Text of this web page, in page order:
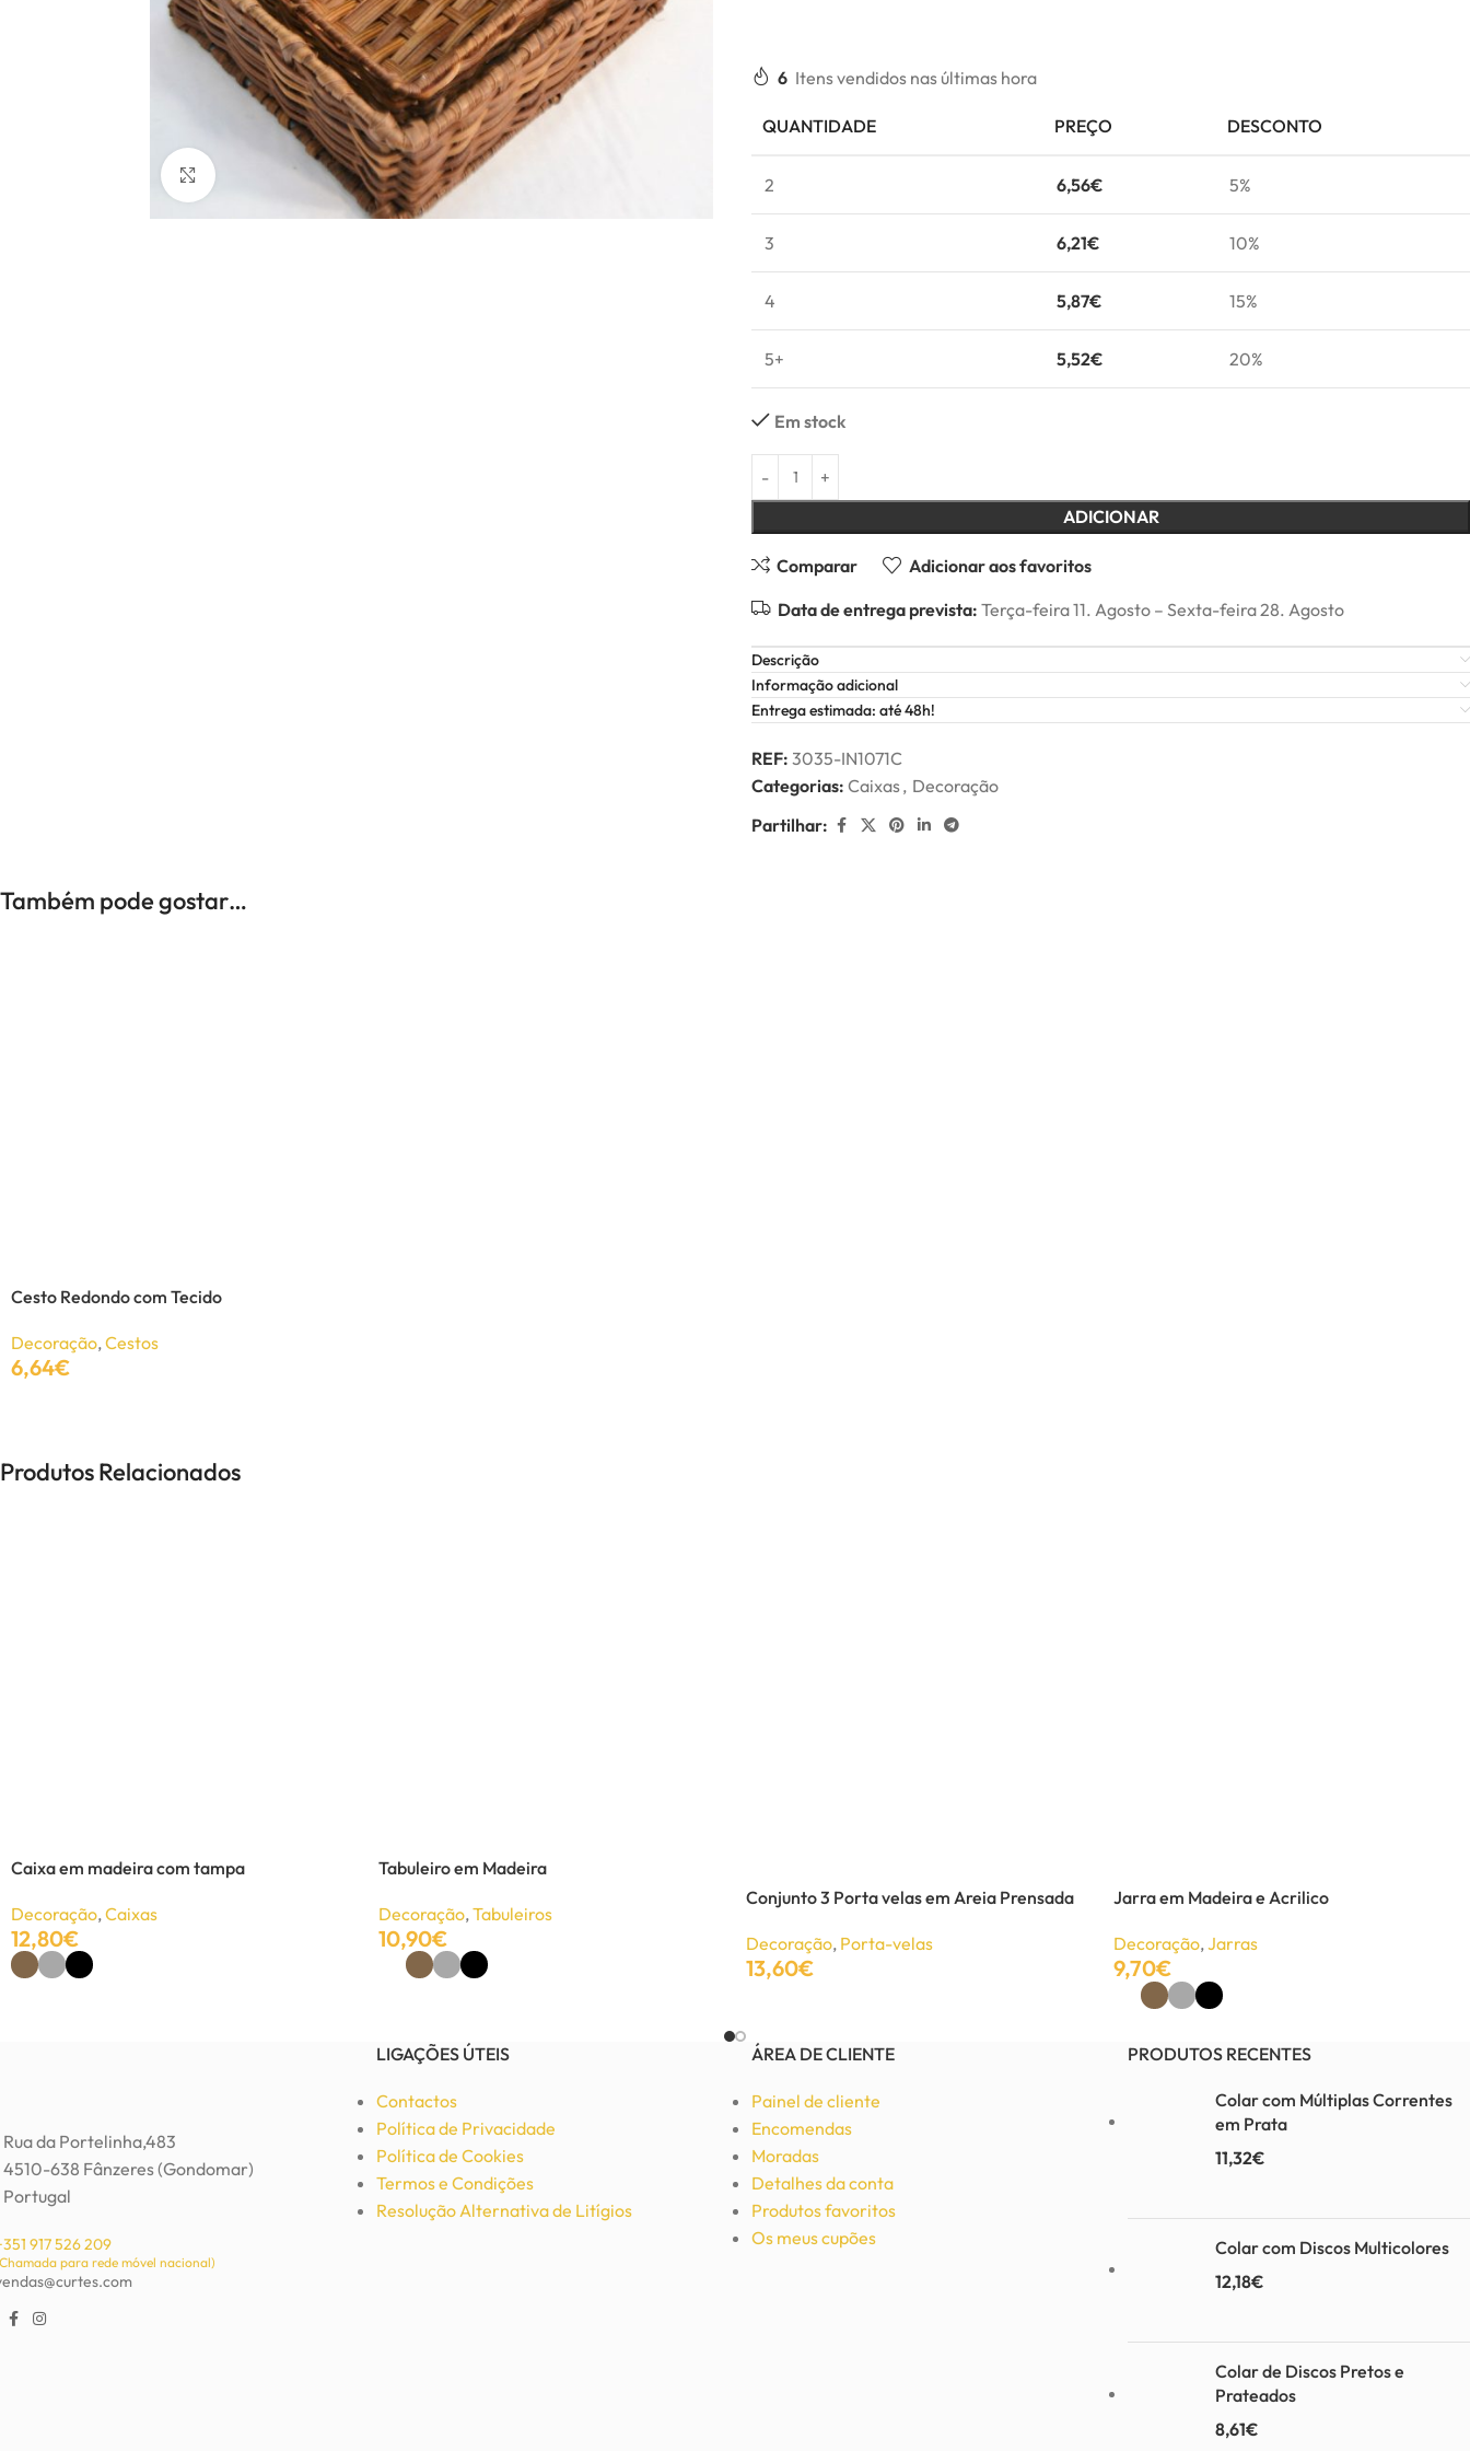
Click to enlarge
6 Itens vendidos nas últimas hora
QUANTIDADE PREÇO DESCONTO
2 6,56€ 5%
3 6,21€ 10%
4 5,87€ 15%
5+ 5,52€ 20%
Em stock
ADICIONAR
Comparar Adicionar aos favoritos
Data de entrega prevista: Terça-feira 11. Agosto – Sexta-feira 28. Agosto
Descrição
Informação adicional
Entrega estimada: até 48h!
REF: 3035-IN1071C
Categorias: Caixas, Decoração
Partilhar:
Também pode gostar…
Cesto Redondo com Tecido
Decoração,Cestos
6,64€
Produtos Relacionados
Caixa em madeira com tampa
Decoração,Caixas
12,80€
Tabuleiro em Madeira
Decoração,Tabuleiros
10,90€
Conjunto 3 Porta velas em Areia Prensada
Decoração, Porta-velas
13,60€
Jarra em Madeira e Acrilico
Decoração,Jarras
9,70€
Rua da Portelinha,483
4510-638 Fânzeres (Gondomar)
Portugal
917 526 209
para rede móvel nacional)
LIGAÇÕES ÚTEIS
Contactos
Política de Privacidade
Política de Cookies
Termos e Condições
Resolução Alternativa de Litígios
ÁREA DE CLIENTE
Painel de cliente
Encomendas
Moradas
Detalhes da conta
Produtos favoritos
Os meus cupões
PRODUTOS RECENTES
Colar com Múltiplas Correntes
em Prata
11,32€
Colar com Discos Multicolores
12,18€
Colar de Discos Pretos e
Prateados
8,61€